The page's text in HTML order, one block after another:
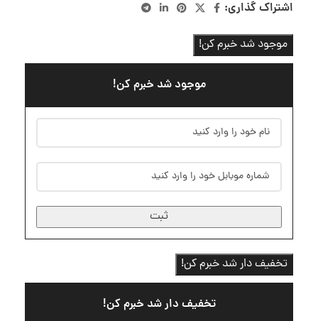
اشتراک گذاری:
موجود شد خبرم کن!
موجود شد خبرم کن!
ثبت
تخفیف دار شد خبرم کن!
تخفیف دار شد خبرم کن!